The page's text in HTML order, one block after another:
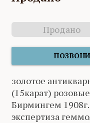
Продано
золотое
(15карат)
Бирмингем
экспертиза